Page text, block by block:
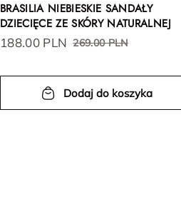
BRASILIA NIEBIESKIE SANDAŁY
DZIECIĘCE ZE SKÓRY NATURALNEJ
188.00 PLN 269.00 PLN
Dodaj do koszyka